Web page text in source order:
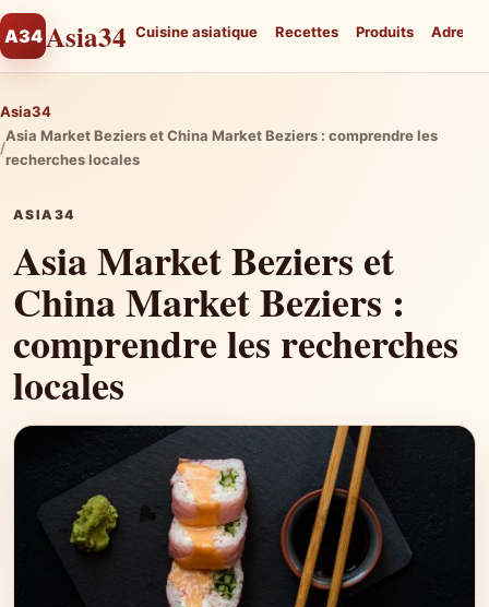
A34Asia34 Cuisine asiatique Recettes Produits
Asia34
Asia Market Beziers et China Market Beziers : comprendre les
recherches locales
ASIA34
Asia Market Beziers et
China Market Beziers :
comprendre les recherches
locales